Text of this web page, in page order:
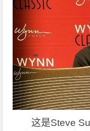
这是Steve